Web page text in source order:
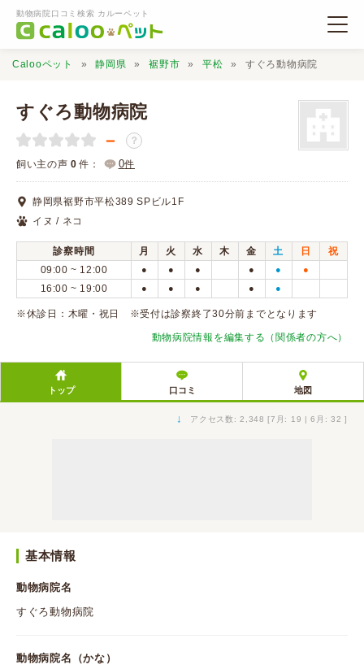
動物病院口コミ検索 カルーペット
動物病院検索
口コミ検索
Calooペットとは？
口コミ投稿
Calooペット 静岡県 裾野市 平松 すぐろ動物病院
すぐろ動物病院
－ ？
飼い主の声 0 件： 0件
静岡県裾野市平松389 SPビル1F
イヌ / ネコ
診察時間 月 火 水 木 金 土 日
祝
09:00 ~ 12:00
● ● ● ● ● ●
16:00 ~ 19:00 ● ● ● ● ●
※休診日：木曜・祝日 ※受付は診察終了30分前までとなります
動物病院情報を編集する（関係者の方へ）
トップ 口コミ 地図
↓ アクセス数: 2,348 [7月: 19 | 6月: 32 ]
基本情報
動物病院名
すぐろ動物病院
動物病院名（かな）